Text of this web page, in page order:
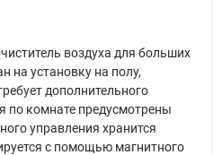
воздуха для больших
на установку на полу,
дополнительного
по комнате предусмотрены
управления хранится
с помощью магнитного